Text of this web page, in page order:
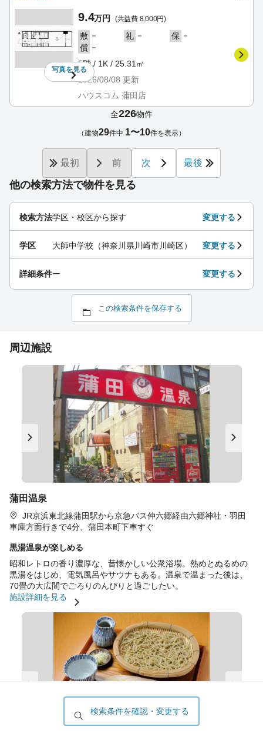
写真を見る
9.4万円 (共益費 8,000円)
敷 － 礼 － 保 －
償 －
5階 / 1K / 25.31㎡
2026/08/08 更新
ハウスコム 蒲田店
他の検索方法で物件を見る
検索方法学区・校区から探す 変更する
学区 大師中学校（神奈川県川崎市川崎区） 変更する
詳細条件ー 変更する
この検索条件を保存する
全226物件
（建物29件中 1〜10件を表示）
最初 前 次 最後
検索条件を確認・変更する
周辺施設
蒲田温泉
JR京浜東北線蒲田駅から京急バス仲六郷経由六郷神社・羽田
車庫方面行きで4分、蒲田本町下車すぐ
黒湯温泉が楽しめる
昭和レトロの香り濃厚な、昔懐かしい公衆浴場。熱めとぬるめの
黒湯をはじめ、電気風呂やサウナもある。温泉で温まった後は、
70畳の大広間でごろりのんびりと過ごしたい。
施設詳細を見る